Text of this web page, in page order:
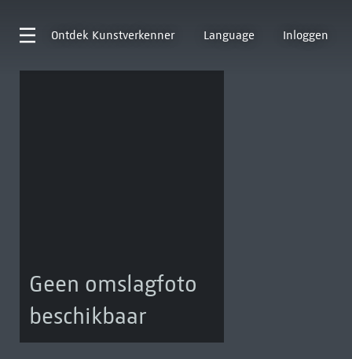
Ontdek Kunstverkenner Language Inloggen
Geen omslagfoto
beschikbaar